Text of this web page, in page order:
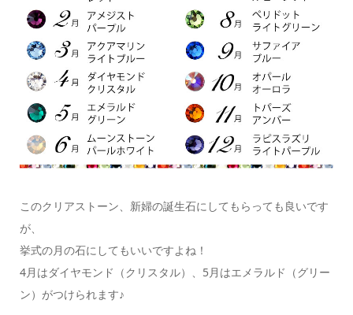
このクリアストーン、新婦の誕生石にしてもらっても良いです
が、
挙式の月の石にしてもいいですよね！
4月はダイヤモンド（クリスタル）、5月はエメラルド（グリー
ン）がつけられます♪